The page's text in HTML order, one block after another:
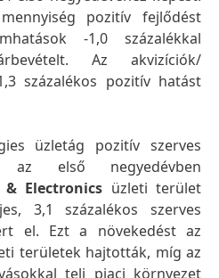
pozitív fejlődést
-1,0 százalékkal
Az akvizíciók/
százalékos pozitív hatást
üzletág pozitív szerves
az első negyedévben
Electronics üzleti terület
3,1 százalékos szerves
el. Ezt a növekedést az
területek hajtották, míg az
teli piaci környezet